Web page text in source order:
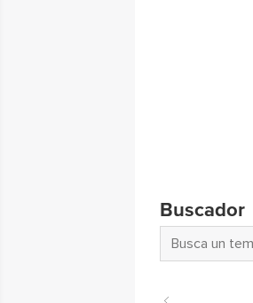
Buscador